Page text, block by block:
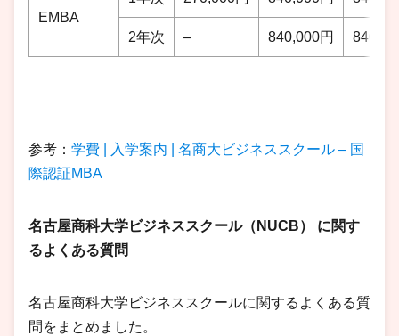
EMBA
2年次 – 840,000円
参考： 学費 | 入学案内 | 名商大ビジネススクール – 国
際認証MBA
名古屋商科大学ビジネススクール（NUCB）
に関す
るよくある質問
名古屋商科大学ビジネススクールに関するよくある質
問をまとめました。